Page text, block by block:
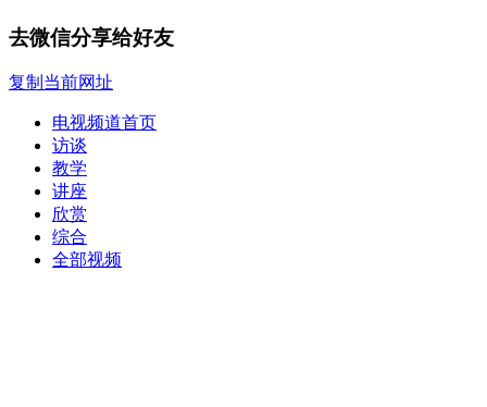
去微信分享给好友
复制当前网址
电视频道首页
访谈
教学
讲座
欣赏
综合
全部视频